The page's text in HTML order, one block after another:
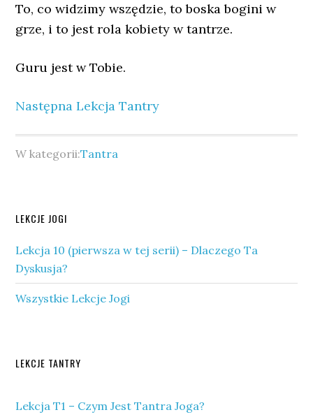
To, co widzimy wszędzie, to boska bogini w
grze, i to jest rola kobiety w tantrze.
Guru jest w Tobie.
Następna Lekcja Tantry
W kategorii:Tantra
Pierwszy
panel
boczny
LEKCJE JOGI
Lekcja 10 (pierwsza w tej serii) – Dlaczego Ta
Dyskusja?
Wszystkie Lekcje Jogi
Drugi
panel
LEKCJE TANTRY
Lekcja T1 – Czym Jest Tantra Joga?